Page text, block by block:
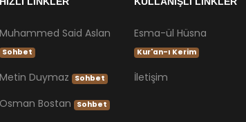
Muhammed Said Aslan
Sohbet
Metin Duymaz Sohbet
Osman Bostan Sohbet
Esma-ül Hüsna
Kur'an-ı Kerim
İletişim